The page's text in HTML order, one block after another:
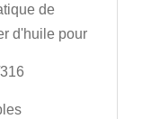
de
d'huile pour